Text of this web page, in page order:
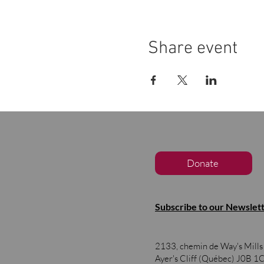
Share event
Donate
Subscribe to our
2133, chemin de Way's Mills
Ayer's Cliff (Québec) J0B